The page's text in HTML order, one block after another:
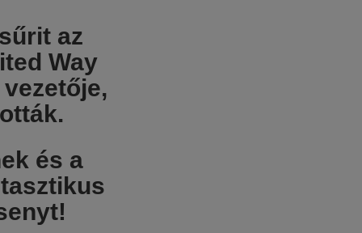
az
Way
,
és a